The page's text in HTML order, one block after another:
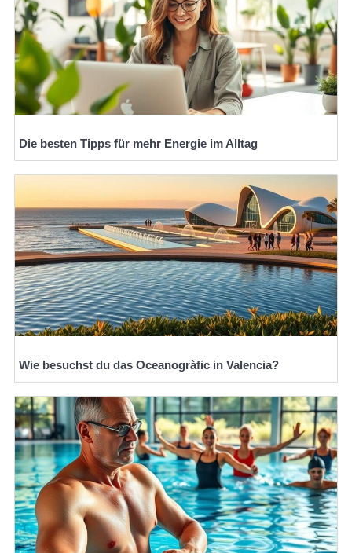
Die besten Tipps für mehr Energie im Alltag
Wie besuchst du das Oceanogràfic in Valencia?